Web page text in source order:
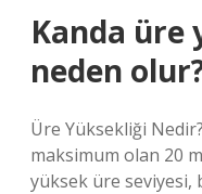
Kanda üre
neden
Üre Yüksekliği
maksimum olan 20
yüksek üre